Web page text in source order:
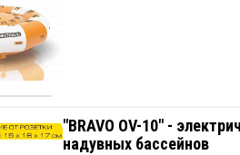
"BRAVO OV-10" -
надувных бассейнов